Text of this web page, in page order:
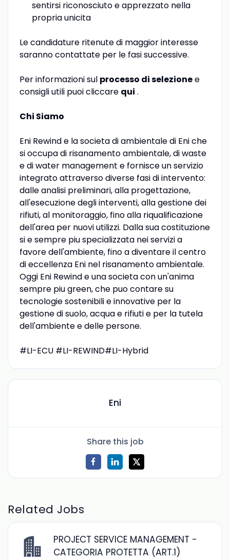
sentirsi riconosciuto e apprezzato nella
propria unicita
Le candidature ritenute di maggior interesse
saranno contattate per le fasi successive.
Per informazioni sul processo di selezionee
consigli utili puoi cliccare qui .
Chi Siamo
Eni Rewind e la societa di ambientale di Eni che
si occupa di risanamento ambientale, di waste
e di water management e fornisce un servizio
integrato attraverso diverse fasi di intervento:
dalle analisi preliminari, alla progettazione,
all'esecuzione degli interventi, alla gestione dei
rifiuti, al monitoraggio, fino alla riqualificazione
dell'area per nuovi utilizzi. Dalla sua costituzione
si e sempre piu specializzata nei servizi a
favore dell'ambiente, fino a diventare il centro
di eccellenza Eni nel risanamento ambientale.
Oggi Eni Rewind e una societa con un'anima
sempre piu green, che puo contare su
tecnologie sostenibili e innovative per la
gestione di suolo, acqua e rifiuti e per la tutela
dell'ambiente e delle persone.
#LI-ECU #LI-REWIND#LI-Hybrid
Eni
Share this job
Related Jobs
PROJECT SERVICE MANAGEMENT -
CATEGORIA PROTETTA (ART.1)